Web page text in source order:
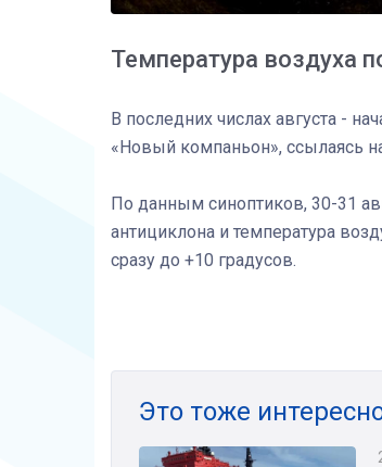
Температура воздуха
В последних числах августа -
«Новый компаньон», ссылаясь
По данным синоптиков, 30-31
антициклона и температура
сразу до +10 градусов.
Это тоже